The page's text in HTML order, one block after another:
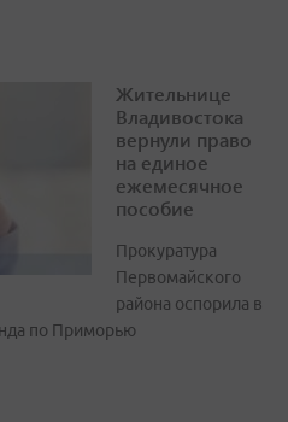
Жительнице
Владивостока
вернули право
на единое
ежемесячное
пособие
Прокуратура
Первомайского
района оспорила в
по Приморью